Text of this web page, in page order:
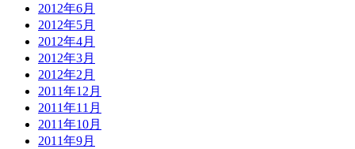
2012年6月
2012年5月
2012年4月
2012年3月
2012年2月
2011年12月
2011年11月
2011年10月
2011年9月